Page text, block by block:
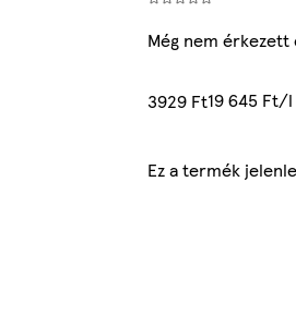
Még nem
3929 Ft19 645 Ft/l
Ez a termék